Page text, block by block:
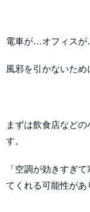
電車が…オフィスが
風邪を引かないた
まずは飲食店など
す。
「空調が効きすぎ
てくれる可能性があ